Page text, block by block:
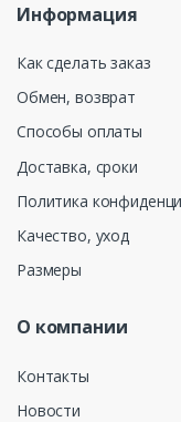
Информация
Как сделать заказ
Обмен, возврат
Способы оплаты
Доставка, сроки
Политика
Качество, уход
Размеры
О компании
Контакты
Новости